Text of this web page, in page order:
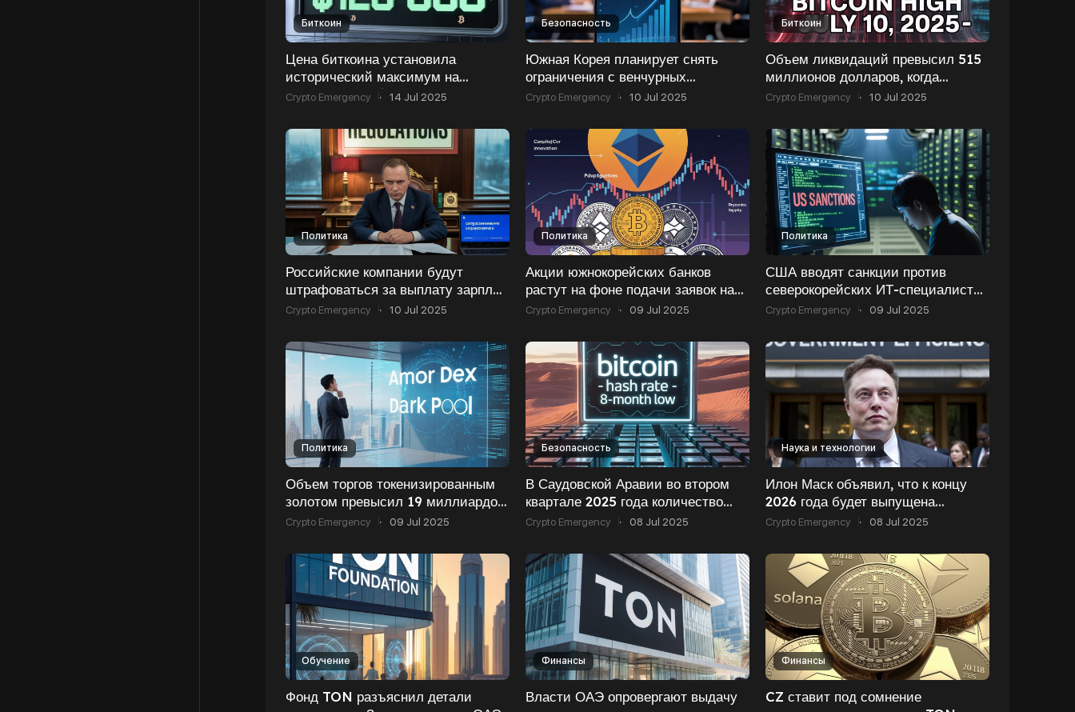
Биткоин
Цена биткоина установила
исторический максимум на
отметке выше $122 600
Crypto Emergency · 14 Jul 2025
Безопасность
Южная Корея планирует снять
ограничения с венчурных
предприятий в секторе
Crypto Emergency · 10 Jul 2025
Биткоин
Объем ликвидаций превысил 515
миллионов долларов, когда
биткойн достиг нового максимума
Crypto Emergency · 10 Jul 2025
Политика
Российские компании будут
штрафоваться за выплату зарплат
в криптовалюте
Crypto Emergency · 10 Jul 2025
Политика
Акции южнокорейских банков
растут на фоне подачи заявок на
регистрацию торговых марок
Crypto Emergency · 09 Jul 2025
Политика
США вводят санкции против
северокорейских ИТ-специалистов
за кражу криптовалют
Crypto Emergency · 09 Jul 2025
Политика
Объем торгов токенизированным
золотом превысил 19 миллиардов
долларов в первой половине 2025
Crypto Emergency · 09 Jul 2025
Безопасность
В Саудовской Аравии во втором
квартале 2025 года количество
регистраций предприятий,
увеличилось
Crypto Emergency · 08 Jul 2025
Наука и технологии
Илон Маск объявил, что к концу
2026 года будет выпущена
полностью созданная с помощью
Crypto Emergency · 08 Jul 2025
Обучение
Фонд TON разъяснил детали
Финансы
Власти ОАЭ опровергают выдачу
Финансы
CZ ставит под сомнение